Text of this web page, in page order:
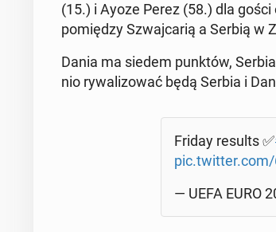
(15.) i Ayoze Perez (58.) dla
po­mię­dzy Szwaj­ca­rią a Serbią w
Dania ma siedem punktów,
nio ry­wa­li­zo­wać będą Serbia i
Friday results ✅
pic.twitter.com/
— UEFA EURO